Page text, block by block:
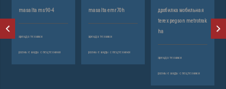
masalta ms90-4
аренда техники
разные виды спецтехники
masalta emr70h
аренда техники
разные виды спецтехники
дробилка мобильная
terex pegson metrotrak
ha
аренда техники
разные виды спецтехники